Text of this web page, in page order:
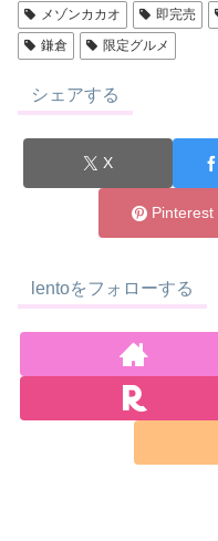
メゾンカカオ
即完売
鎌倉
限定グルメ
シェアする
X
Pinterest
lentoをフォローする